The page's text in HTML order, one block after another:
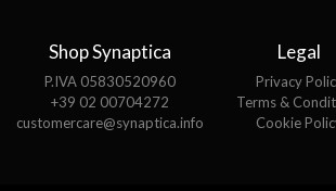
Shop Synaptica
P.IVA 05830520960
+39 02 00704272
customercare@synaptica.info
Legal
Privacy
Terms &
Cookie